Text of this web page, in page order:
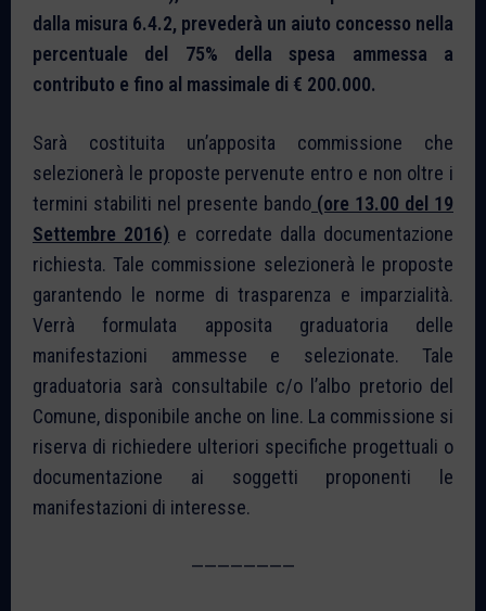
dalla misura 6.4.2, prevederà un aiuto concesso nella
percentuale del 75% della spesa ammessa a
contributo e fino al massimale di € 200.000.
Sarà costituita un’apposita commissione che
selezionerà le proposte pervenute entro e non oltre i
termini stabiliti nel presente bando (ore 13.00 del 19
Settembre 2016) e corredate dalla documentazione
richiesta. Tale commissione selezionerà le proposte
garantendo le norme di trasparenza e imparzialità.
Verrà formulata apposita graduatoria delle
manifestazioni ammesse e selezionate. Tale
graduatoria sarà consultabile c/o l’albo pretorio del
Comune, disponibile anche on line. La commissione si
riserva di richiedere ulteriori specifiche progettuali o
documentazione ai soggetti proponenti le
manifestazioni di interesse.
————————